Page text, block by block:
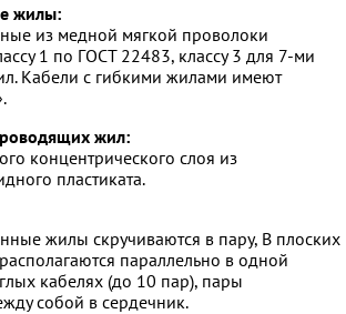
жилы:
из медной мягкой проволоки
1 по ГОСТ 22483, классу 3 для 7-ми
Кабели с гибкими жилами имеют
жил:
концентрического слоя из
пластиката.
жилы скручиваются в пару, В плоских
параллельно в одной
кабелях (до 10 пар), пары
собой в сердечник.